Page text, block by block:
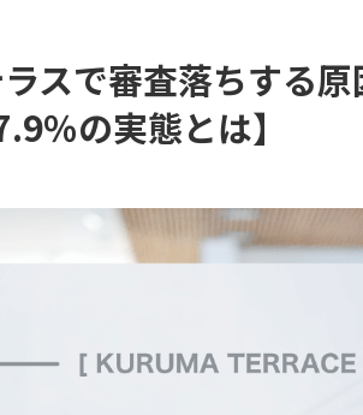
スで審査落ちする
％の実態とは】